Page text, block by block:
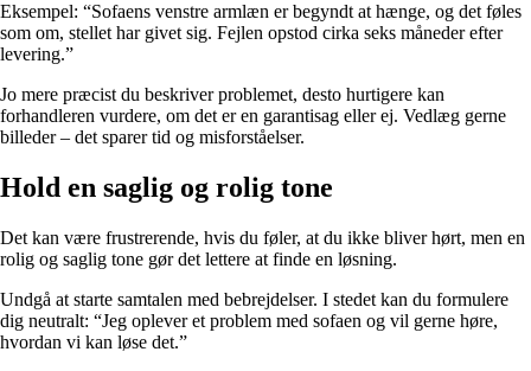
Eksempel: “Sofaens venstre armlæn er begyndt at hænge, og det føles
som om, stellet har givet sig. Fejlen opstod cirka seks måneder efter
levering.”
Jo mere præcist du beskriver problemet, desto hurtigere kan
forhandleren vurdere, om det er en garantisag eller ej. Vedlæg gerne
billeder – det sparer tid og misforståelser.
Hold en saglig og rolig tone
Det kan være frustrerende, hvis du føler, at du ikke bliver hørt, men en
rolig og saglig tone gør det lettere at finde en løsning.
Undgå at starte samtalen med bebrejdelser. I stedet kan du formulere
dig neutralt: “Jeg oplever et problem med sofaen og vil gerne høre,
hvordan vi kan løse det.”